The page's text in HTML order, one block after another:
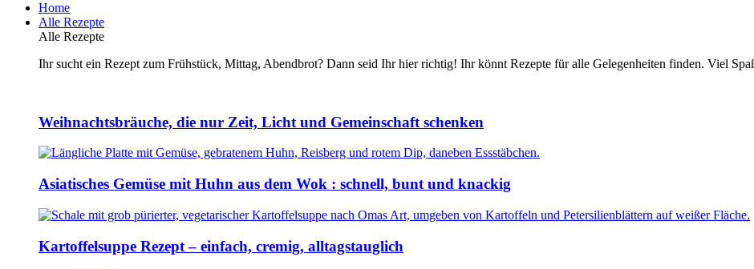
Home
Alle Rezepte
Alle Rezepte
Ihr sucht ein Rezept zum Frühstück, Mittag, Abendbrot? Dann seid Ihr hier richtig! Ihr könnt Rezepte für alle Gelegenheiten finden. Viel
Weihnachtsbräuche, die nur Zeit, Licht und Gemeinschaft schenken
Asiatisches Gemüse mit Huhn aus dem Wok : schnell, bunt und knackig
Kartoffelsuppe Rezept – einfach, cremig, alltagstauglich